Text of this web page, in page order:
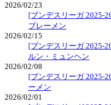
2026/02/23
[ブンデスリーガ 2025-
ブレーメン
2026/02/15
[ブンデスリーガ 2025-
ルン・ミュンヘン
2026/02/08
[ブンデスリーガ 2025-
ーメン
2026/02/01